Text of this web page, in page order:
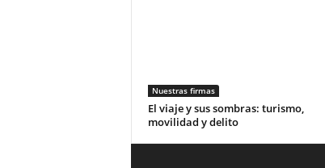
Nuestras firmas
El viaje y sus sombras: turismo,
movilidad y delito